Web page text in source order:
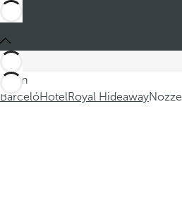
Sei in
BarcelóHotelRoyal HideawayNozze